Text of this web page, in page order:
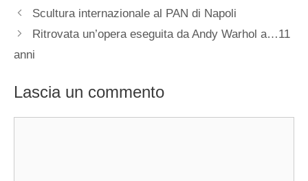
Scultura internazionale al PAN di Napoli
Ritrovata un’opera eseguita da Andy Warhol a…11
anni
Lascia un commento